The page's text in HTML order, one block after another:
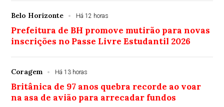
Belo Horizonte Há 12 horas
Prefeitura de BH promove mutirão para novas
inscrições no Passe Livre Estudantil 2026
Coragem Há 13 horas
Britânica de 97 anos quebra recorde ao voar
na asa de avião para arrecadar fundos